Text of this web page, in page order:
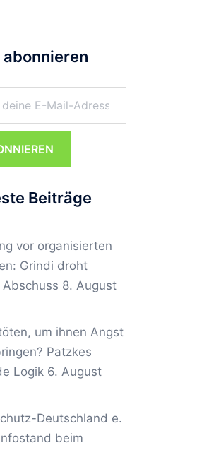
Beiträge
vor organisierten
Grindi droht
8. August
um ihnen Angst
Patzkes
Logik 6. August
Deutschland e.
beim